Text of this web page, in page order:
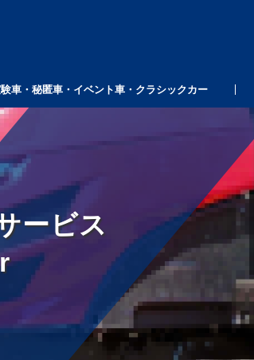
車・秘匿車・イベント車・クラシックカー
ービス